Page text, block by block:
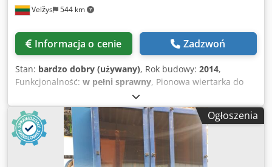
Velžys 544 km
Informacja o cenie Zadzwoń
Stan: bardzo dobry (używany), Rok budowy: 2014,
Funkcjonalność: w pełni sprawny, Pionowa wiertarka do
szkła, 1500 x 3000 Maks. rozmiar szkła: 1500 x 3000 mm
Cedpoy Nltnefx Abujrf Grubość szkła: 3 – 20 mm Średnica
wiercenia: 3 – 100 mm Sterowanie: sterowane numerycznie
(NC) Głowice wiertarskie: 2 przeciwległe wrzeciona
wiertarskie (przód i tył) Prędkość wrzeciona: przez falownik
Wymiary całkowite: 7500 x 2200 x 2800 mm W bardzo
Ogłoszenia